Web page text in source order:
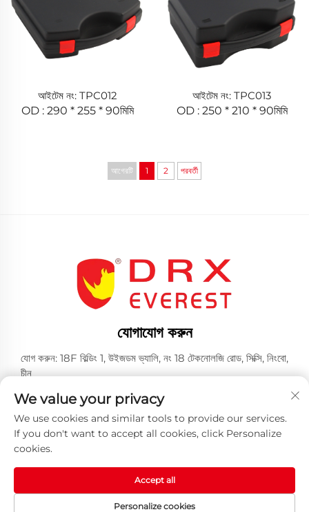
আইটেম নং: TPC012
OD : 290 * 255 * 90মিমি
আইটেম নং: TPC013
OD : 250 * 210 * 90মিমি
আগেরটি 1 2 পরবর্তী
যোগাযোগ করুন
যোগ করুন: 18F বিল্ডিং 1, উইজডম ভ্যালি, নং 18 টেকনোলজি রোড, সিক্সি, নিংবো,
চীন
টেল: +86-574-23660321
ই-মেইল: [email protected]
কপিরাইট © 2025 হুয়াংশন DRX শিল্প কোং লিমিটেড দ্বারা সর্বসত্ত্ব সংরক্ষিত -
We value your privacy
We use cookies and similar tools to provide our services.
If you don't want to accept all cookies, click Personalize
cookies.
Personalize cookies
Accept all